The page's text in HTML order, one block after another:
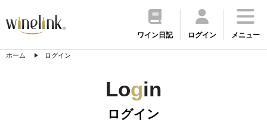
ワイン日記 ログイン メニュー
ホーム ログイン
Login
ログイン